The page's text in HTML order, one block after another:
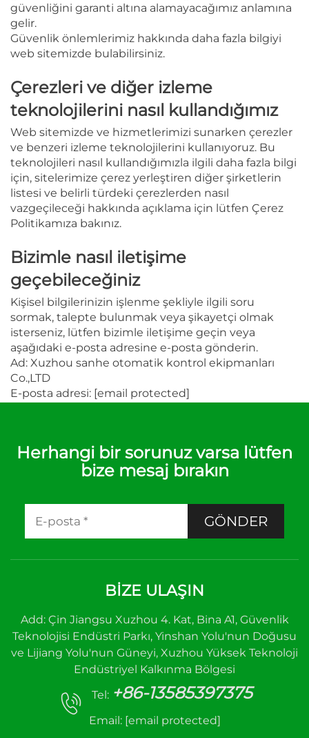
güvenliğini garanti altına alamayacağımız anlamına
gelir.
Güvenlik önlemlerimiz hakkında daha fazla bilgiyi
web sitemizde bulabilirsiniz.
Çerezleri ve diğer izleme
teknolojilerini nasıl kullandığımız
Web sitemizde ve hizmetlerimizi sunarken çerezler
ve benzeri izleme teknolojilerini kullanıyoruz. Bu
teknolojileri nasıl kullandığımızla ilgili daha fazla bilgi
için, sitelerimize çerez yerleştiren diğer şirketlerin
listesi ve belirli türdeki çerezlerden nasıl
vazgeçileceği hakkında açıklama için lütfen Çerez
Politikamıza bakınız.
Bizimle nasıl iletişime
geçebileceğiniz
Kişisel bilgilerinizin işlenme şekliyle ilgili soru
sormak, talepte bulunmak veya şikayetçi olmak
isterseniz, lütfen bizimle iletişime geçin veya
aşağıdaki e-posta adresine e-posta gönderin.
Ad: Xuzhou sanhe otomatik kontrol ekipmanları
Co.,LTD
E-posta adresi: [email protected]
Herhangi bir sorunuz varsa lütfen
bize mesaj bırakın
GÖNDER
BIZE ULAŞIN
Add: Çin Jiangsu Xuzhou 4. Kat, Bina A1, Güvenlik
Teknolojisi Endüstri Parkı, Yinshan Yolu'nun Doğusu
ve Lijiang Yolu'nun Güneyi, Xuzhou Yüksek Teknoloji
Endüstriyel Kalkınma Bölgesi
Tel: +86-13585397375
Email: [email protected]